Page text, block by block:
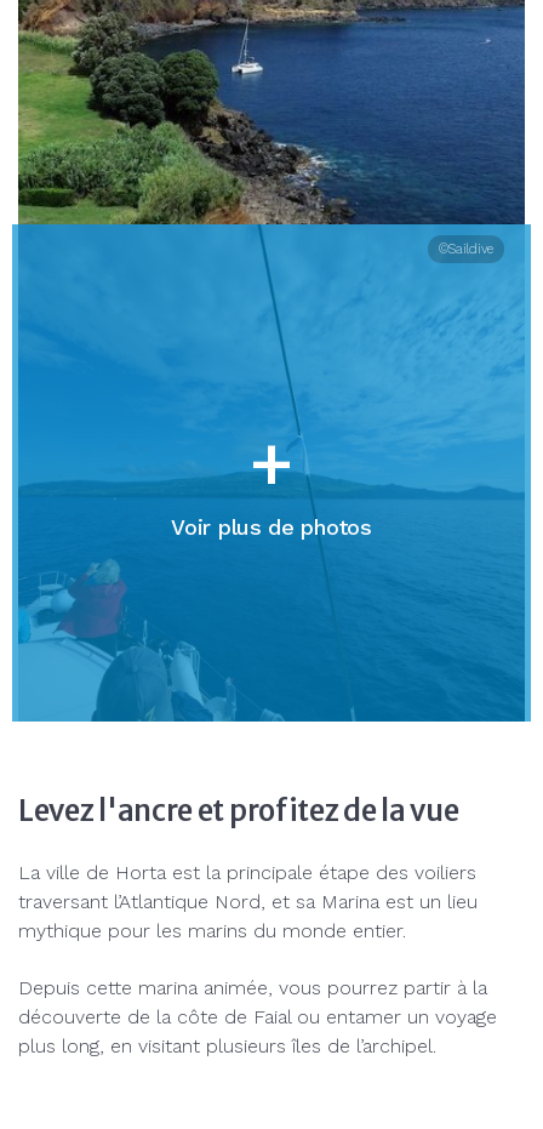
©Saildive
+
Voir plus de photos
Levez l'ancre et profitez de la vue
La ville de Horta est la principale étape des voiliers
traversant l’Atlantique Nord, et sa Marina est un lieu
mythique pour les marins du monde entier.
Depuis cette marina animée, vous pourrez partir à la
découverte de la côte de Faial ou entamer un voyage
plus long, en visitant plusieurs îles de l’archipel.